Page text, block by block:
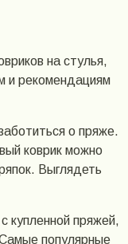
на стулья,
и рекомендациям
о пряже.
коврик можно
Выглядеть
купленной пряжей,
популярные